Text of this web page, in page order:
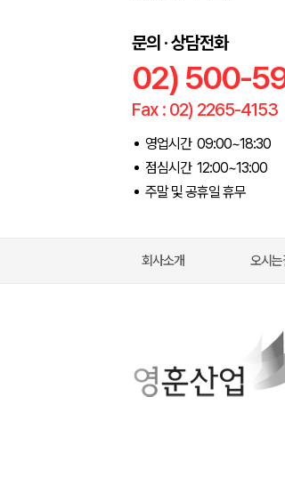
문의 · 상담전화
02) 500-
Fax : 02) 2265-4153
영업시간 09:00~18:30
점심시간 12:00~13:00
주말 및 공휴일 휴무
회사소개 오시는